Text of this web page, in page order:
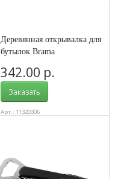
Деревянная открывалка для
бутылок Brama
342.00 р.
Заказать
Арт.: 11320306